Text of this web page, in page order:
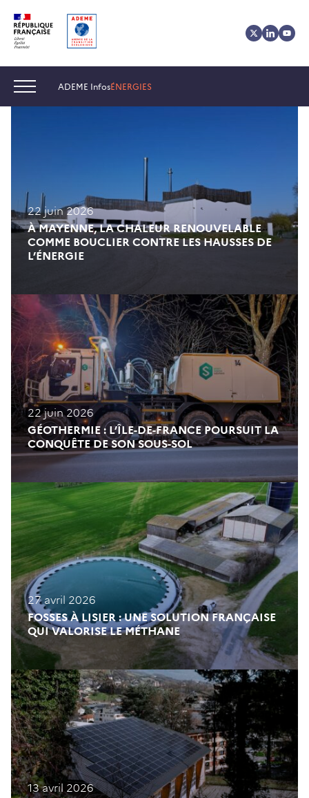
au
contenu
au
menu
des
cookies
Navigation :
ADEME InfosÉNERGIES
À MAYENNE, LA CHALEUR RENOUVELABLE
COMME BOUCLIER CONTRE LES HAUSSES DE
L’ÉNERGIE
22 juin 2026
GÉOTHERMIE : L’ÎLE-DE-FRANCE POURSUIT LA
CONQUÊTE DE SON SOUS-SOL
22 juin 2026
FOSSES À LISIER : UNE SOLUTION FRANÇAISE
QUI VALORISE LE MÉTHANE
27 avril 2026
13 avril 2026